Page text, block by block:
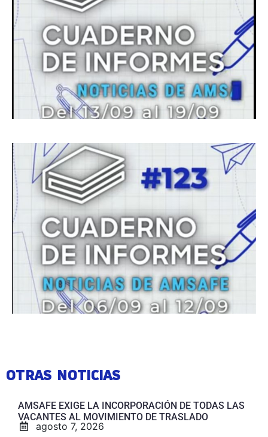
OTRAS NOTICIAS
AMSAFE EXIGE LA INCORPORACIÓN DE TODAS LAS
VACANTES AL MOVIMIENTO DE TRASLADO
agosto 7, 2026